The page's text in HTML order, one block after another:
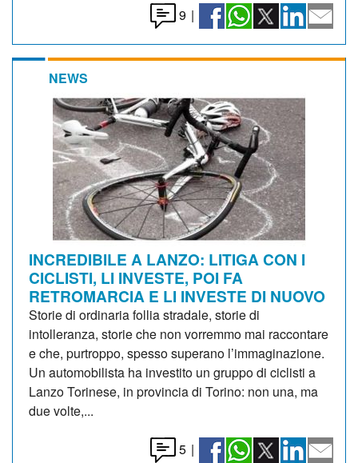
9 |
NEWS
INCREDIBILE A LANZO: LITIGA CON I
CICLISTI, LI INVESTE, POI FA
RETROMARCIA E LI INVESTE DI NUOVO
Storie di ordinaria follia stradale, storie di
intolleranza, storie che non vorremmo mai raccontare
e che, purtroppo, spesso superano l’immaginazione.
Un automobilista ha investito un gruppo di ciclisti a
Lanzo Torinese, in provincia di Torino: non una, ma
due volte,...
5 |